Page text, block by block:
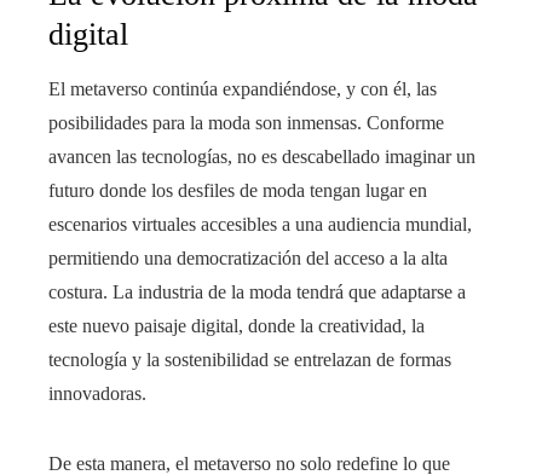
digital
El metaverso continúa expandiéndose, y con él, las
posibilidades para la moda son inmensas. Conforme
avancen las tecnologías, no es descabellado imaginar un
futuro donde los desfiles de moda tengan lugar en
escenarios virtuales accesibles a una audiencia mundial,
permitiendo una democratización del acceso a la alta
costura. La industria de la moda tendrá que adaptarse a
este nuevo paisaje digital, donde la creatividad, la
tecnología y la sostenibilidad se entrelazan de formas
innovadoras.
De esta manera, el metaverso no solo redefine lo que